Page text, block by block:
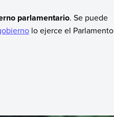
parlamentario. Se puede
lo ejerce el Parlamento